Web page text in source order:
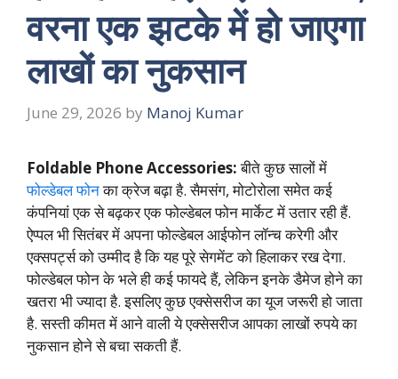
वरना एक झटके में हो जाएगा
लाखों का नुकसान
June 29, 2026 by Manoj Kumar
Foldable Phone Accessories:बीते कुछ सालों में
फोल्डेबल फोनका क्रेज बढ़ा है. सैमसंग, मोटोरोला समेत कई
कंपनियां एक से बढ़कर एक फोल्डेबल फोन मार्केट में उतार रही हैं.
ऐप्पल भी सितंबर में अपना फोल्डेबल आईफोन लॉन्च करेगी और
एक्सपर्ट्स को उम्मीद है कि यह पूरे सेगमेंट को हिलाकर रख देगा.
फोल्डेबल फोन के भले ही कई फायदे हैं, लेकिन इनके डैमेज होने का
खतरा भी ज्यादा है. इसलिए कुछ एक्सेसरीज का यूज जरूरी हो जाता
है. सस्ती कीमत में आने वाली ये एक्सेसरीज आपका लाखों रुपये का
नुकसान होने से बचा सकती हैं.